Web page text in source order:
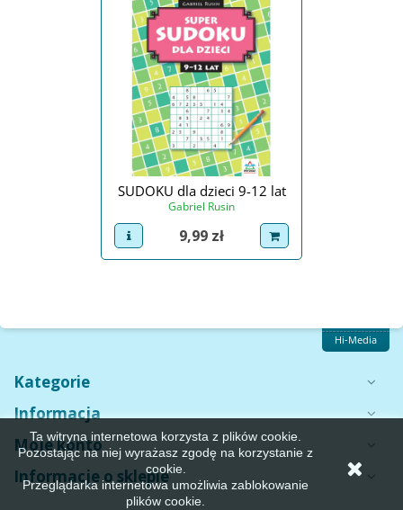
Ta witryna internetowa korzysta z plików cookie.
Pozostając na niej wyrażasz zgodę na korzystanie z
cookie.
Przeglądarka internetowa umożliwia zablokowanie
plików cookie.
SUDOKU dla dzieci 9-12 lat
Gabriel Rusin
view product
Cena
9,99 zł dodaj do koszyka
Hi-Media
Kategorie
Informacja
Moje konto
Informacje o sklepie